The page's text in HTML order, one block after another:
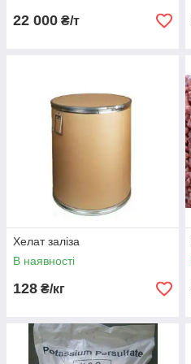
22 000 ₴/т
Хелат заліза
В наявності
128 ₴/кг